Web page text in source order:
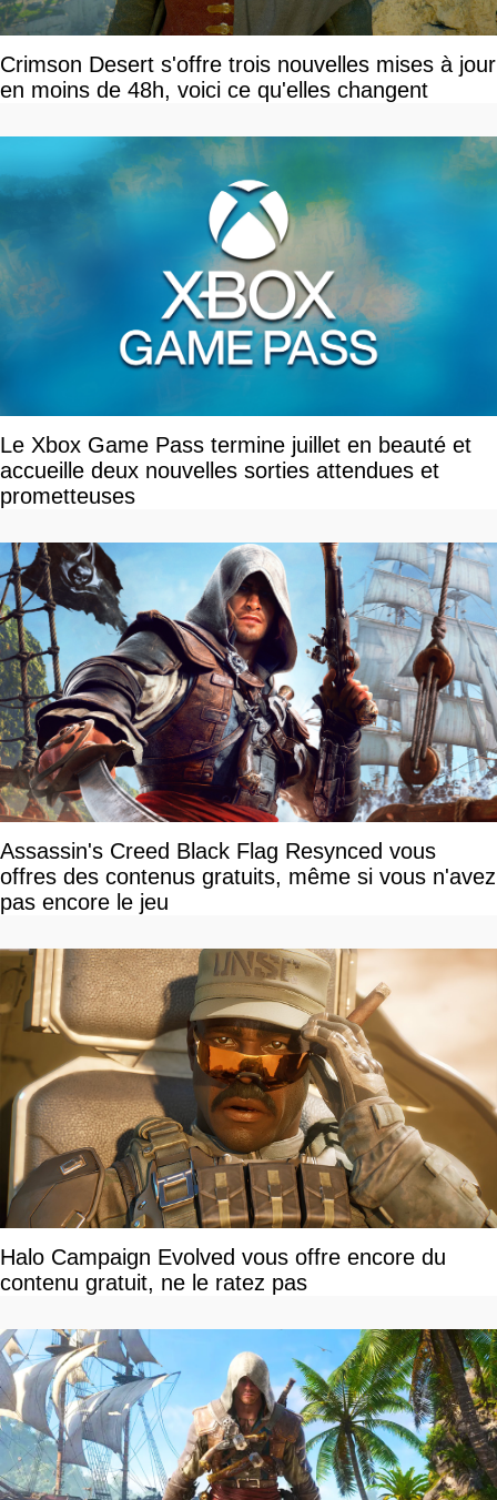
Crimson Desert s'offre trois nouvelles mises à jour
en moins de 48h, voici ce qu'elles changent
Le Xbox Game Pass termine juillet en beauté et
accueille deux nouvelles sorties attendues et
prometteuses
Assassin's Creed Black Flag Resynced vous
offres des contenus gratuits, même si vous n'avez
pas encore le jeu
Halo Campaign Evolved vous offre encore du
contenu gratuit, ne le ratez pas